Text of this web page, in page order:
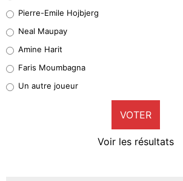
5%
1%
9%
Pierre-Emile Hojbjerg
Neal Maupay
Amine Harit
Faris Moumbagna
Un autre joueur
VOTER
Voir les résultats